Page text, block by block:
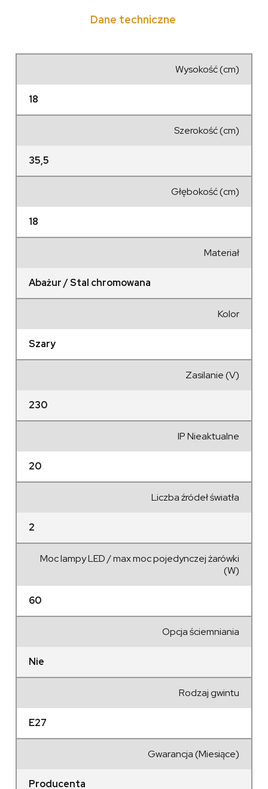
Dane techniczne
Wysokość (cm)
18
Szerokość (cm)
35,5
Głębokość (cm)
18
Materiał
Abażur / Stal chromowana
Kolor
Szary
Zasilanie (V)
230
IP Nieaktualne
20
Liczba źródeł światła
2
Moc lampy LED / max moc pojedynczej żarówki
(W)
60
Opcja ściemniania
Nie
Rodzaj gwintu
E27
Gwarancja (Miesiące)
Producenta